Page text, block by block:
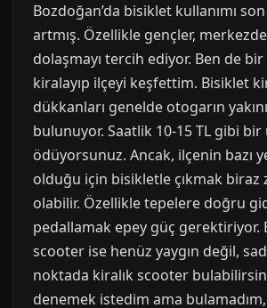
Bozdoğan’da bisiklet kullanımı
artmış. Özellikle gençler,
dolaşmayı tercih ediyor. Ben de
kiralayıp ilçeyi keşfettim. Bisiklet
dükkanları genelde otogarın
bulunuyor. Saatlik 10-15 TL gibi
ödüyorsunuz. Ancak, ilçenin bazı
olduğu için bisikletle çıkmak biraz
olabilir. Özellikle tepelere doğru
pedallamak epey güç gerektiriyor.
scooter ise henüz yaygın değil,
noktada kiralık scooter
denemek istedim ama